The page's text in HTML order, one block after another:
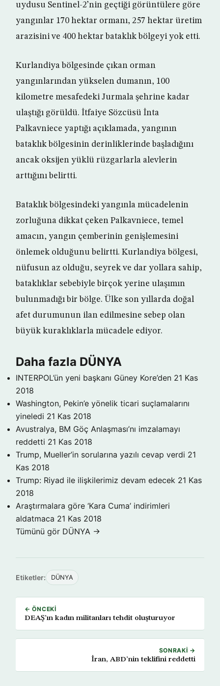
uydusu Sentinel-2’nin geçtiği görüntülere göre
yangınlar 170 hektar ormanı, 257 hektar üretim
arazisini ve 400 hektar bataklık bölgeyi yok etti.
Kurlandiya bölgesinde çıkan orman
yangınlarından yükselen dumanın, 100
kilometre mesafedeki Jurmala şehrine kadar
ulaştığı görüldü. İtfaiye Sözcüsü İnta
Palkavniece yaptığı açıklamada, yangının
bataklık bölgesinin derinliklerinde başladığını
ancak oksijen yüklü rüzgarlarla alevlerin
arttığını belirtti.
Bataklık bölgesindeki yangınla mücadelenin
zorluğuna dikkat çeken Palkavniece, temel
amacın, yangın çemberinin genişlemesini
önlemek olduğunu belirtti. Kurlandiya bölgesi,
nüfusun az olduğu, seyrek ve dar yollara sahip,
bataklıklar sebebiyle birçok yerine ulaşımın
bulunmadığı bir bölge. Ülke son yıllarda doğal
afet durumunun ilan edilmesine sebep olan
büyük kuraklıklarla mücadele ediyor.
Daha fazla DÜNYA
INTERPOL’ün yeni başkanı Güney Kore’den 21 Kas
2018
Washington, Pekin’e yönelik ticari suçlamalarını
yineledi 21 Kas 2018
Avustralya, BM Göç Anlaşması’nı imzalamayı
reddetti 21 Kas 2018
Trump, Mueller’in sorularına yazılı cevap verdi 21
Kas 2018
Trump: Riyad ile ilişkilerimiz devam edecek 21 Kas
2018
Araştırmalara göre ‘Kara Cuma’ indirimleri
aldatmaca 21 Kas 2018
Tümünü gör DÜNYA →
Etiketler: DÜNYA
← ÖNCEKI
DEAŞ’ın kadın militanları tehdit oluşturuyor
SONRAKI →
İran, ABD’nin teklifini reddetti